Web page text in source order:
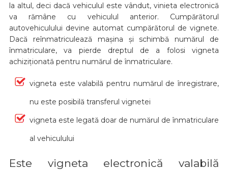
la altul, deci dacă vehiculul este vândut, vinieta electronică
va rămâne cu vehiculul anterior. Cumpărătorul
autovehiculului devine automat cumpărătorul de vignete.
Dacă reînmatriculează mașina și schimbă numărul de
înmatriculare, va pierde dreptul de a folosi vigneta
achiziționată pentru numărul de înmatriculare.
vigneta este valabilă pentru numărul de înregistrare,
nu este posibilă transferul vignetei
vigneta este legată doar de numărul de înmatriculare
al vehiculului
Este vigneta electronică valabilă